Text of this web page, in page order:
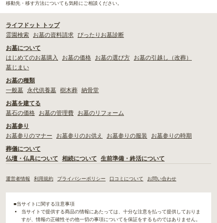
移動先・移す方法についても気軽にご相談ください。
ライフドット トップ
霊園検索
お墓の資料請求 ぴったりお墓診断
お墓について
はじめてのお墓購入
お墓の価格 お墓の選び方
お墓の引越し（改葬）
墓じまい
お墓の種類
一般墓
永代供養墓 樹木葬 納骨堂
お墓を建てる
墓石の価格
お墓の管理費
お墓のリフォーム
お墓参り
お墓参りのマナー
お墓参りのお供え お墓参りの服装
お墓参りの時期
葬儀について
仏壇・仏具について
相続について 生前準備・終活について
運営者情報 利用規約 プライバシーポリシー 口コミについて お問い合わせ
■当サイトに関する注意事項
当サイトで提供する商品の情報にあたっては、十分な注意を払って提供しておりま
すが、情報の正確性その他一切の事項についてを保証をするものではありません。